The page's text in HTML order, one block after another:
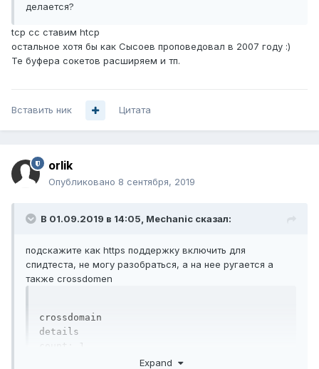
делается?
tcp cc ставим htcp
остальное хотя бы как Сысоев проповедовал в 2007 году :)
Те буфера сокетов расширяем и тп.
Вставить ник Цитата
orlik
Опубликовано 8 сентября, 2019
В 01.09.2019 в 14:05, Mechanic сказал:
подскажите как https поддержку включить для
спидтеста, не могу разобраться, а на нее ругается а
также crossdomen
crossdomain
details
count: 1
Expand